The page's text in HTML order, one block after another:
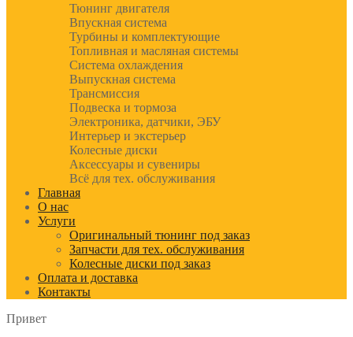
Тюнинг двигателя
Впускная система
Турбины и комплектующие
Топливная и масляная системы
Система охлаждения
Выпускная система
Трансмиссия
Подвеска и тормоза
Электроника, датчики, ЭБУ
Интерьер и экстерьер
Колесные диски
Аксессуары и сувениры
Всё для тех. обслуживания
Главная
О нас
Услуги
Оригинальный тюнинг под заказ
Запчасти для тех. обслуживания
Колесные диски под заказ
Оплата и доставка
Контакты
Привет